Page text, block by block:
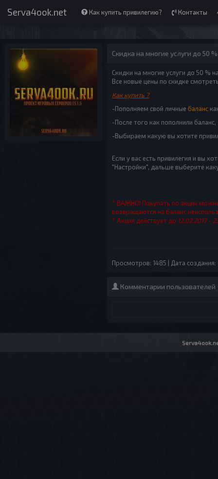
Serva4ook.net Как купить привилегию? Контакты
Скидка на многие услуги до 50
Скидки на многие услуги до 50 %
Все новые цены по скидке
Как купить ?
-Пополняем свой личные баланс
-После того как пополнили
-Выбираем какую вы хотите
Если у вас есть привилегия и вы
"Настройки", дальше выберите
* ВАЖНО! Покупать по акции можно
возвращаются на баланс
* Акция действует до 12.02.2017-
Просмотров: 1485 | Дата
Комментарии пользователей